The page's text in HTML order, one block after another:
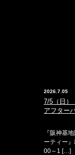
2026.7.05
7/5（日）
アフター
『阪神基
ーティー
00～1 […]